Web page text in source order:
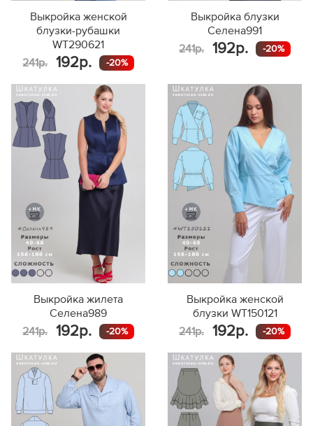
Выкройка женской
блузки-рубашки
WT290621
241р.
192р. -20%
Выкройка блузки
Селена991
241р.
192р. -20%
Выкройка жилета
Селена989
241р.
192р. -20%
Выкройка женской
блузки WT150121
241р.
192р. -20%